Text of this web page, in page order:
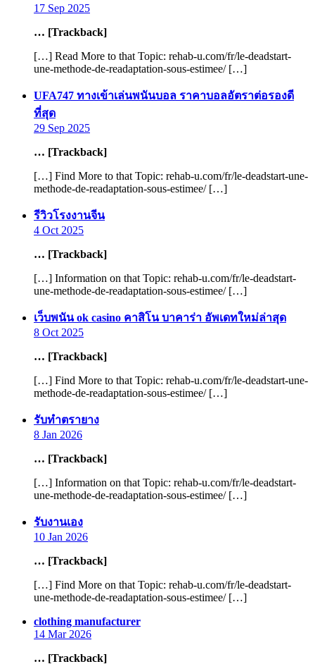
17 Sep 2025
… [Trackback]
[…] Read More to that Topic: rehab-u.com/fr/le-deadstart-
une-methode-de-readaptation-sous-estimee/ […]
UFA747 ทางเข้าเล่นพนันบอล ราคาบอลอัตราต่อรองดี
ที่สุดsays:
29 Sep 2025
… [Trackback]
[…] Find More to that Topic: rehab-u.com/fr/le-deadstart-une-
methode-de-readaptation-sous-estimee/ […]
รีวิวโรงงานจีน
4 Oct 2025
… [Trackback]
[…] Information on that Topic: rehab-u.com/fr/le-deadstart-
une-methode-de-readaptation-sous-estimee/ […]
เว็บพนัน ok casino คาสิโน บาคาร่า อัพเดทใหม่ล่าสุดsays:
8 Oct 2025
… [Trackback]
[…] Find More to that Topic: rehab-u.com/fr/le-deadstart-une-
methode-de-readaptation-sous-estimee/ […]
รับทำตรายางsays:
8 Jan 2026
… [Trackback]
[…] Information on that Topic: rehab-u.com/fr/le-deadstart-
une-methode-de-readaptation-sous-estimee/ […]
รับงานเองsays:
10 Jan 2026
… [Trackback]
[…] Find More on that Topic: rehab-u.com/fr/le-deadstart-
une-methode-de-readaptation-sous-estimee/ […]
clothing manufacturersays:
14 Mar 2026
… [Trackback]